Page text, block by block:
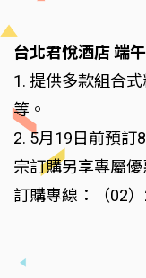
台北君悅酒店 端
1. 提供多款組合
等。
2. 5月19日前預訂
宗訂購另享專屬優
訂購專線：（02